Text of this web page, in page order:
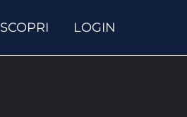
SCOPRI LOGIN